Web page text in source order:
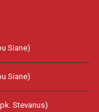
Siane)
Siane)
Stevanus)